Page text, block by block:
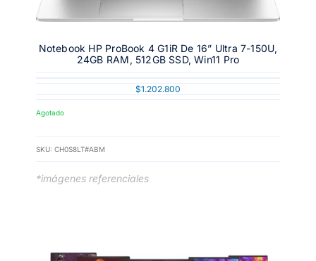
Notebook HP ProBook 4 G1iR De 16” Ultra 7-150U,
24GB RAM, 512GB SSD, Win11 Pro
$1.202.800
Agotado
SKU: CH0S8LT#ABM
*imágenes referenciales